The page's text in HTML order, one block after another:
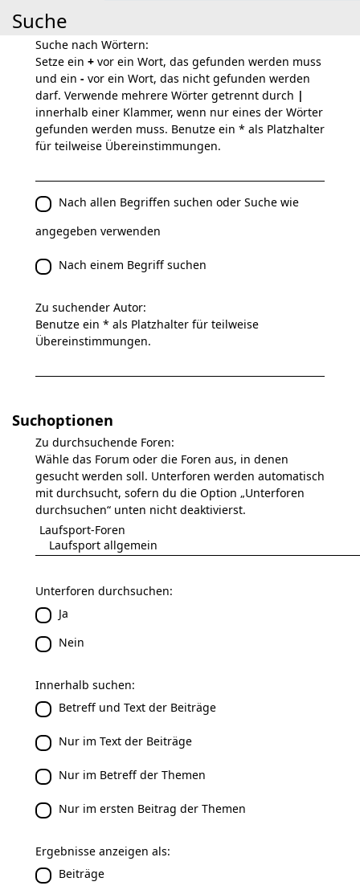
Suche
Suche nach Wörtern:
Setze ein + vor ein Wort, das gefunden werden muss
und ein - vor ein Wort, das nicht gefunden werden
darf. Verwende mehrere Wörter getrennt durch |
innerhalb einer Klammer, wenn nur eines der Wörter
gefunden werden muss. Benutze ein * als Platzhalter
für teilweise Übereinstimmungen.
Nach allen Begriffen suchen oder Suche wie
angegeben verwenden
Nach einem Begriff suchen
Zu suchender Autor:
Benutze ein * als Platzhalter für teilweise
Übereinstimmungen.
Suchoptionen
Zu durchsuchende Foren:
Wähle das Forum oder die Foren aus, in denen
gesucht werden soll. Unterforen werden automatisch
mit durchsucht, sofern du die Option „Unterforen
durchsuchen“ unten nicht deaktivierst.
Unterforen durchsuchen:
Ja
Nein
Innerhalb suchen:
Betreff und Text der Beiträge
Nur im Text der Beiträge
Nur im Betreff der Themen
Nur im ersten Beitrag der Themen
Ergebnisse anzeigen als:
Beiträge